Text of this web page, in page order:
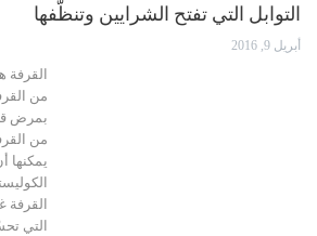
التوابل التي تفتح الشرايين وتنظّفها
أبريل 9, 2016
القرفة
من
بمرض
من
القرفة
التي